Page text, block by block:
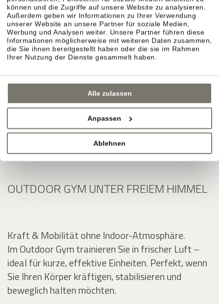
können und die Zugriffe auf unsere Website zu analysieren.
Außerdem geben wir Informationen zu Ihrer Verwendung
unserer Website an unsere Partner für soziale Medien,
Werbung und Analysen weiter. Unsere Partner führen diese
Informationen möglicherweise mit weiteren Daten zusammen,
die Sie ihnen bereitgestellt haben oder die sie im Rahmen
Ihrer Nutzung der Dienste gesammelt haben.
Alle zulassen
Anpassen
Ablehnen
OUTDOOR GYM UNTER FREIEM HIMMEL
Kraft & Mobilität ohne Indoor-Atmosphäre.
Im Outdoor Gym trainieren Sie in frischer Luft –
ideal für kurze, effektive Einheiten. Perfekt, wenn
Sie Ihren Körper kräftigen, stabilisieren und
beweglich halten möchten.